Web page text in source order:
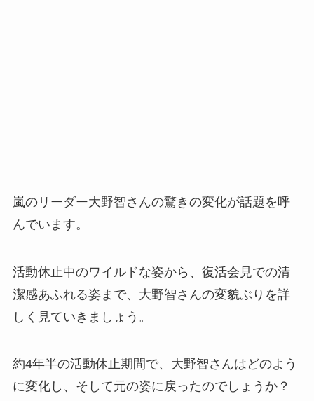
嵐のリーダー大野智さんの驚きの変化が話題を呼
んでいます。
活動休止中のワイルドな姿から、復活会見での清
潔感あふれる姿まで、大野智さんの変貌ぶりを詳
しく見ていきましょう。
約4年半の活動休止期間で、大野智さんはどのよう
に変化し、そして元の姿に戻ったのでしょうか？